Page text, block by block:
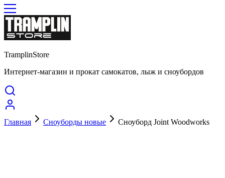
TramplinStore
Интернет-магазин и прокат самокатов, лыж и сноубордов
Главная Сноуборды новые Сноуборд Joint Woodworks